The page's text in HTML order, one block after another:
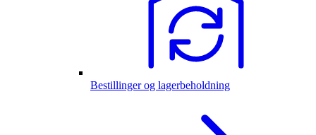
Bestillinger og lagerbeholdning